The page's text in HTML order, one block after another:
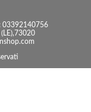
03392140756